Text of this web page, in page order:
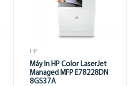
HP
Máy In HP Color LaserJet
Managed MFP E78228DN
8GS37A